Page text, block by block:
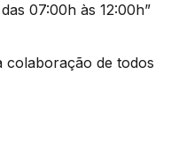
07:00h às 12:00h”
colaboração de todos